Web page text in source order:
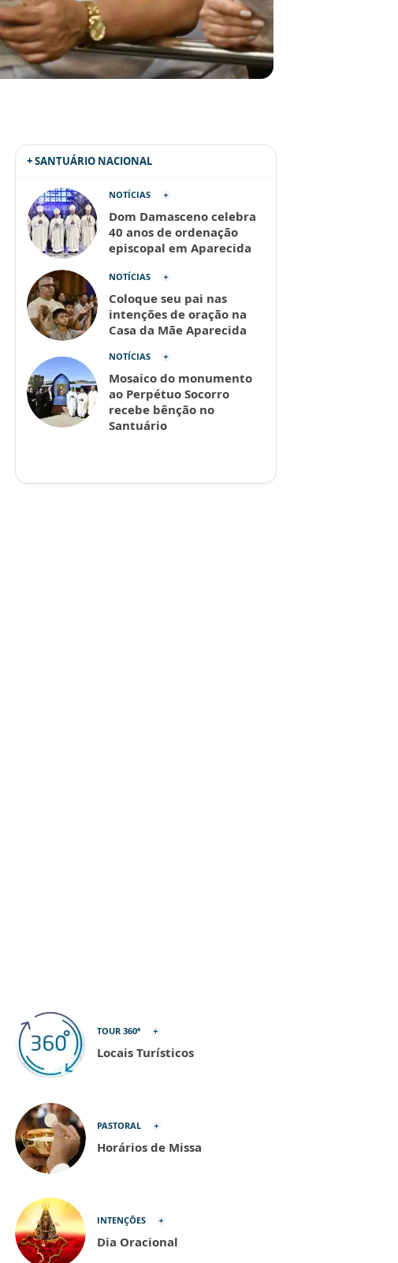
+ SANTUÁRIO NACIONAL
NOTÍCIAS
Dom Damasceno celebra
40 anos de ordenação
episcopal em Aparecida
NOTÍCIAS
Coloque seu pai nas
intenções de oração na
Casa da Mãe Aparecida
NOTÍCIAS
Mosaico do monumento
ao Perpétuo Socorro
recebe bênção no
Santuário
TOUR 360º
Locais Turísticos
PASTORAL
Horários de Missa
INTENÇÕES
Dia Oracional